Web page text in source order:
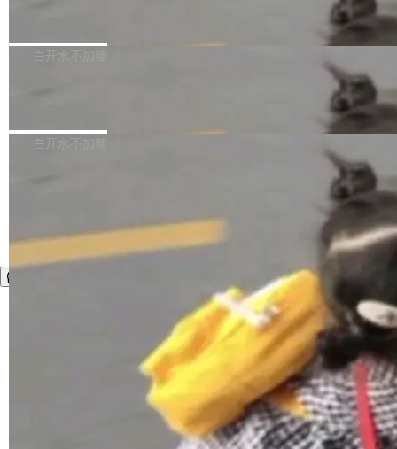
自研的多个文生3D和...
整性保护。效果是：吞吐量提升 41%，每 token
让语音识别不再只是听清，而是真正听懂。通过
w 不要求标准普通话，方言识别覆盖粤语、吴语
新和少量网页兼容性修复版本。 Changes/fixe
容提供的字体时出现的几个问题 为避免音频加
质的最低采样率）的音频格式将被拒绝 修复了 C
SS 圆角虚线样式中可能存在的问题 如果表单中
的图像元素不在同一个子树中，则它们将不再关
白开水不加糖
发布的 Release Notes，他利用 AI 工具（如 Co
最强的若干项。对于尚未正式发版的 PG 19，则
通过拉取过去一年内（从 PG 18 Beta1 时间点
至今）的所有 commit，同样交由 AI 分析提炼。
经过人工复核，准确度令人满意。这一方法也为
社区爱好者提供了高效跟踪新版本的思路。
白开水不加糖